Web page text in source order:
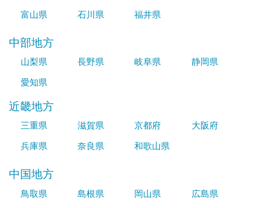
富山県
石川県 福井県
中部地方
山梨県 長野県 岐阜県
静岡県
愛知県
近畿地方
三重県 滋賀県 京都府
大阪府
兵庫県
奈良県 和歌山県
中国地方
鳥取県 島根県 岡山県
広島県